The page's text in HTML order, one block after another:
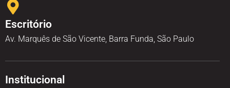
Escritório
Av. Marquês de São Vicente, Barra Funda, São Paulo
Institucional